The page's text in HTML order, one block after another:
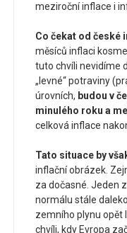
meziroční inflace i
Co čekat od české
měsíců inflaci
tuto chvíli nevidíme
„levné“ potraviny
úrovních, budou v
minulého roku a
celková inflace
Tato situace by
inflační obrázek.
za dočasné. Jeden
normálu stále
zemního plynu opět
chvíli, kdy Evropa